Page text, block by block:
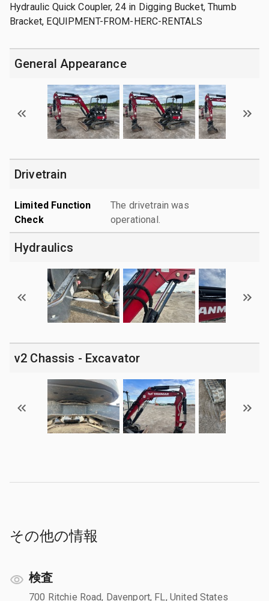
Hydraulic Quick Coupler, 24 in Digging Bucket, Thumb
Bracket, EQUIPMENT-FROM-HERC-RENTALS
General Appearance
Drivetrain
Limited Function
Check
The drivetrain was
operational.
Hydraulics
v2 Chassis - Excavator
その他の情報
検査
700 Ritchie Road, Davenport, FL, United States